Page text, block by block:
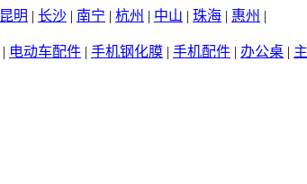
昆明 | 长沙 | 南宁 | 杭州 | 中山 | 珠海 | 惠州 |
| 电动车配件 | 手机钢化膜 | 手机配件 | 办公桌 |